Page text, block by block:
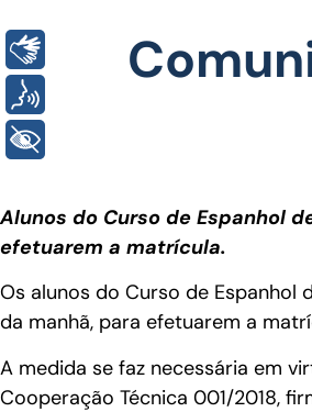
Alunos do Curso de Espanhol
efetuarem a matrícula.
Os alunos do Curso de Espanhol
da manhã, para efetuarem a
A medida se faz necessária em
Cooperação Técnica 001/2018,